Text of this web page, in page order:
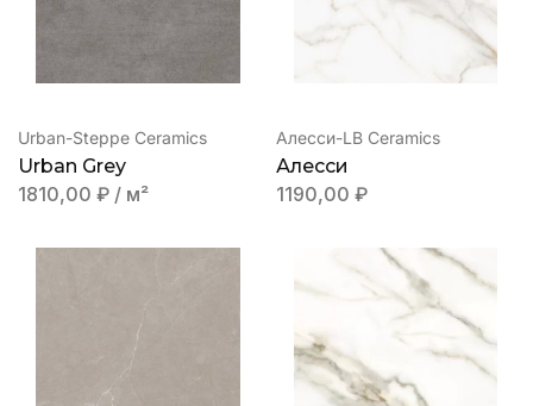
Urban-Steppe Ceramics
Urban Grey
1810,00 ₽ / м²
Алесси-LB Ceramics
Алесси
1190,00 ₽